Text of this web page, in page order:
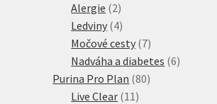
Alergie 22
produkty
Ledviny 44
produkty
Močové cesty 77
produktů
Nadváha a diabetes 66
Purina Pro Plan 8080
Live Clear 11 11